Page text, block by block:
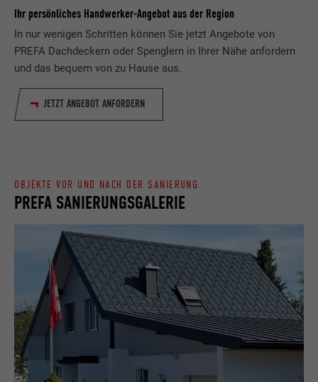
Ihr persönliches Handwerker-Angebot aus der Region
In nur wenigen Schritten können Sie jetzt Angebote von
PREFA Dachdeckern oder Spenglern in Ihrer Nähe anfordern
und das bequem von zu Hause aus.
JETZT ANGEBOT ANFORDERN
PREFA SANIERUNGSGALERIE
OBJEKTE VOR UND NACH DER SANIERUNG
Name _gaexp
Anbieter Google Optimize
Laufzeit 90 Tage
Identifikationsmerkmale.
Laufzeit Sitzung
Zweck
Speichert die vom Benutzer ausgewählte
Sprach version einer Webseite.
Name lang
Eingestellt von LinkedIn, wenn eine
uns"-Fenster enthält.
Name bcookie
Anbieter LinkedIn
2 Jahre
Verwendet vom Social-Networking-Dienst